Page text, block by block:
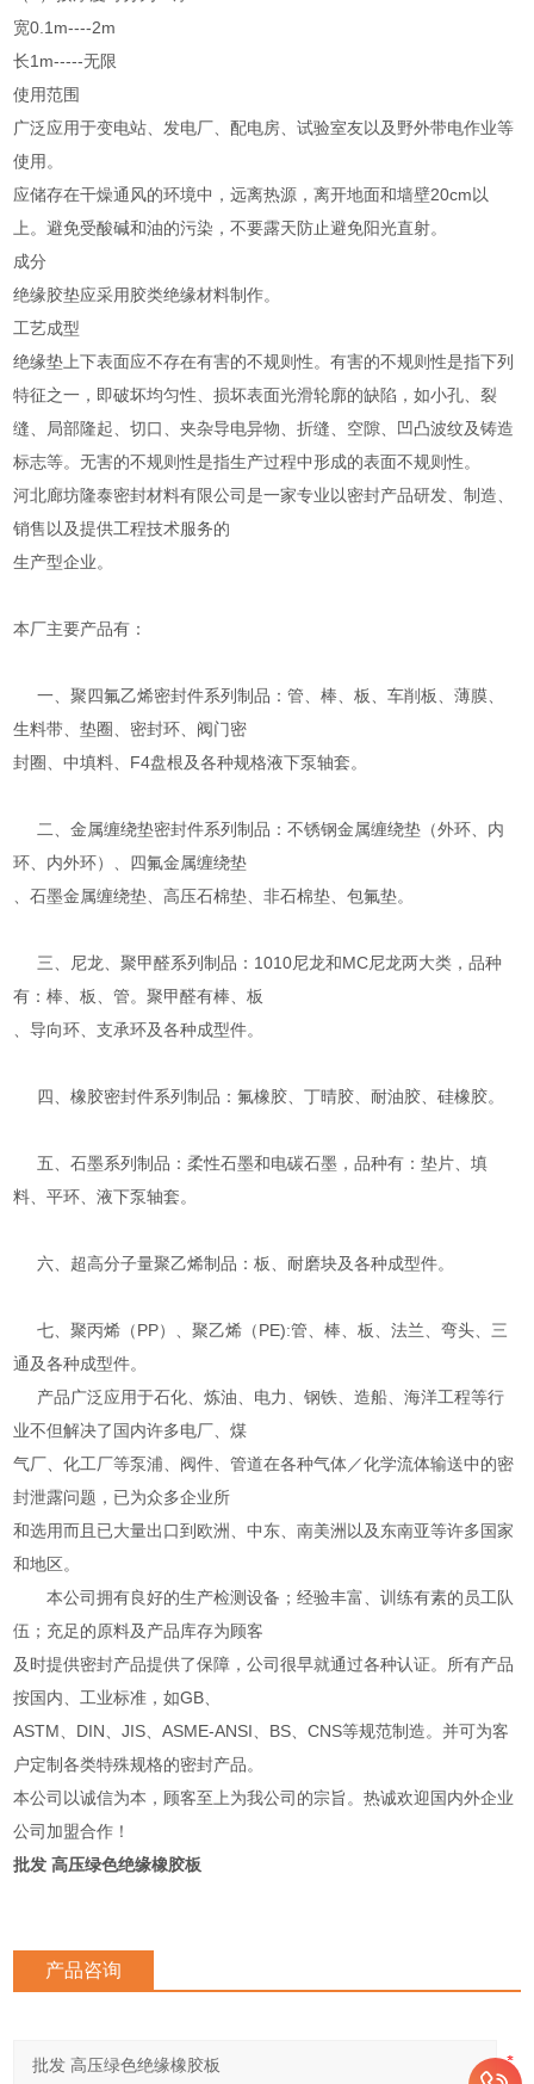
宽0.1m----2m
长1m-----无限
使用范围
广泛应用于变电站、发电厂、配电房、试验室友以及野外带电作业等
使用。
应储存在干燥通风的环境中，远离热源，离开地面和墙壁20cm以
上。避免受酸碱和油的污染，不要露天防止避免阳光直射。
成分
绝缘胶垫应采用胶类绝缘材料制作。
工艺成型
绝缘垫上下表面应不存在有害的不规则性。有害的不规则性是指下列
特征之一，即破坏均匀性、损坏表面光滑轮廓的缺陷，如小孔、裂
缝、局部隆起、切口、夹杂导电异物、折缝、空隙、凹凸波纹及铸造
标志等。无害的不规则性是指生产过程中形成的表面不规则性。
河北廊坊隆泰密封材料有限公司是一家专业以密封产品研发、制造、
销售以及提供工程技术服务的
生产型企业。
本厂主要产品有：
一、聚四氟乙烯密封件系列制品：管、棒、板、车削板、薄膜、
生料带、垫圈、密封环、阀门密
封圈、中填料、F4盘根及各种规格液下泵轴套。
二、金属缠绕垫密封件系列制品：不锈钢金属缠绕垫（外环、内
环、内外环）、四氟金属缠绕垫
、石墨金属缠绕垫、高压石棉垫、非石棉垫、包氟垫。
三、尼龙、聚甲醛系列制品：1010尼龙和MC尼龙两大类，品种
有：棒、板、管。聚甲醛有棒、板
、导向环、支承环及各种成型件。
四、橡胶密封件系列制品：氟橡胶、丁晴胶、耐油胶、硅橡胶。
五、石墨系列制品：柔性石墨和电碳石墨，品种有：垫片、填
料、平环、液下泵轴套。
六、超高分子量聚乙烯制品：板、耐磨块及各种成型件。
七、聚丙烯（PP）、聚乙烯（PE):管、棒、板、法兰、弯头、三
通及各种成型件。
产品广泛应用于石化、炼油、电力、钢铁、造船、海洋工程等行
业不但解决了国内许多电厂、煤
气厂、化工厂等泵浦、阀件、管道在各种气体／化学流体输送中的密
封泄露问题，已为众多企业所
和选用而且已大量出口到欧洲、中东、南美洲以及东南亚等许多国家
和地区。
本公司拥有良好的生产检测设备；经验丰富、训练有素的员工队
伍；充足的原料及产品库存为顾客
及时提供密封产品提供了保障，公司很早就通过各种认证。所有产品
按国内、工业标准，如GB、
ASTM、DIN、JIS、ASME-ANSI、BS、CNS等规范制造。并可为客
户定制各类特殊规格的密封产品。
本公司以诚信为本，顾客至上为我公司的宗旨。热诚欢迎国内外企业
公司加盟合作！
批发 高压绿色绝缘橡胶板
产品咨询